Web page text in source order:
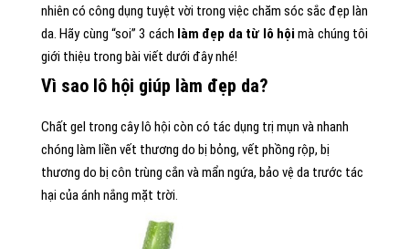
nhiên có công dụng tuyệt vời trong việc chăm sóc sắc đẹp làn
da. Hãy cùng “soi” 3 cách làm đẹp da từ lô hộimà chúng tôi
giới thiệu trong bài viết dưới đây nhé!
Vì sao lô hội giúp làm đẹp da?
Chất gel trong cây lô hội còn có tác dụng trị mụn và nhanh
chóng làm liền vết thương do bị bỏng, vết phồng rộp, bị
thương do bị côn trùng cắn và mẩn ngứa, bảo vệ da trước tác
hại của ánh nắng mặt trời.